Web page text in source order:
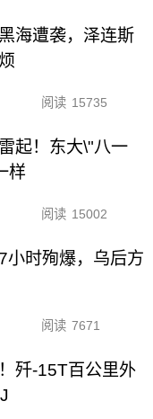
海遭袭，泽连斯
阅读 15735
起！东大\"八一
样
阅读 15002
小时殉爆，乌后方
阅读 7671
歼-15T百公里外